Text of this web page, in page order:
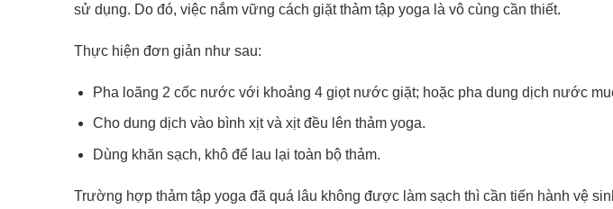
sử dụng. Do đó, việc nắm vững cách giặt thảm tập yoga là vô cùng cần thiết.
Thực hiện đơn giản như sau:
Pha loãng 2 cốc nước với khoảng 4 giọt nước giặt; hoặc pha dung dịch nước
Cho dung dịch vào bình xịt và xịt đều lên thảm yoga.
Dùng khăn sạch, khô để lau lại toàn bộ thảm.
Trường hợp thảm tập yoga đã quá lâu không được làm sạch thì cần tiến hành vệ